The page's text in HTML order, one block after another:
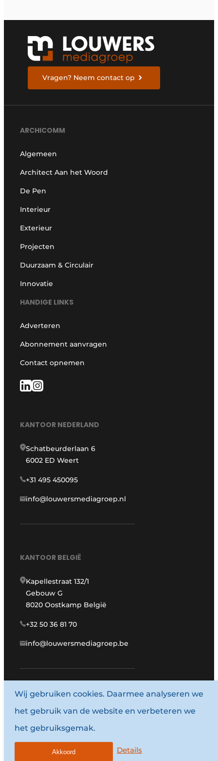
Vragen? Neem contact op
ARCHICOMM
Algemeen
Architect Aan het Woord
De Pen
Interieur
Exterieur
Projecten
Duurzaam & Circulair
Innovatie
HANDIGE LINKS
Adverteren
Abonnement aanvragen
Contact opnemen
KANTOOR NEDERLAND
Schatbeurderlaan 6
6002 ED Weert
+31 495 450095
info@louwersmediagroep.nl
KANTOOR BELGIË
Kapellestraat 132/1
Gebouw G
8020 Oostkamp België
+32 50 36 81 70
info@louwersmediagroep.be
www.louwersmediagroep.com
© 1987 - 2026 Louwersmediagroep.
Algemene voorwaarden
Wij gebruiken cookies. Daarmee analyseren we
het gebruik van de website en verbeteren we
het gebruiksgemak.
Details
Akkoord